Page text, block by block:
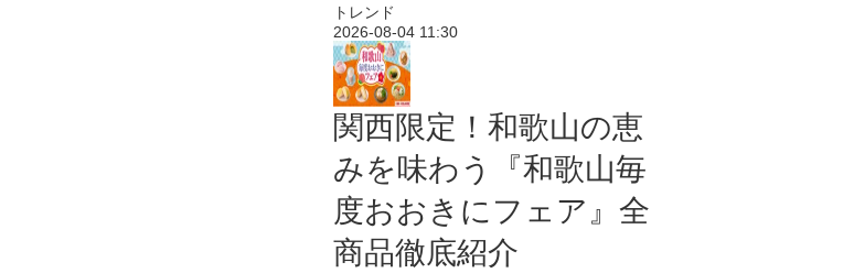
トレンド
2026-08-04 11:30
関西限定！和歌山の恵
みを味わう『和歌山毎
度おおきにフェア』全
商品徹底紹介